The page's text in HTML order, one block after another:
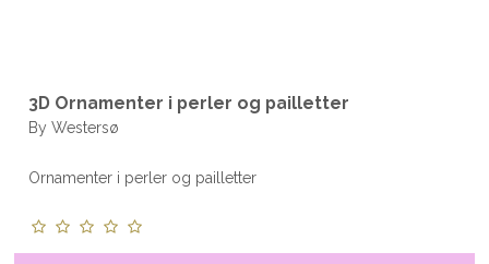
3D Ornamenter i perler og pailletter
By Westersø
Ornamenter i perler og pailletter